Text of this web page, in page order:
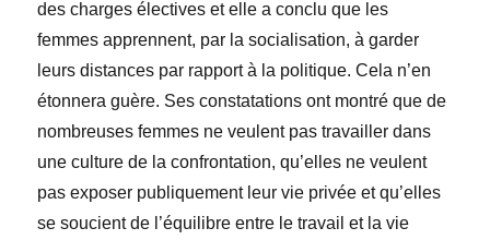
des charges électives et elle a conclu que les
femmes apprennent, par la socialisation, à garder
leurs distances par rapport à la politique. Cela n’en
étonnera guère. Ses constatations ont montré que de
nombreuses femmes ne veulent pas travailler dans
une culture de la confrontation, qu’elles ne veulent
pas exposer publiquement leur vie privée et qu’elles
se soucient de l’équilibre entre le travail et la vie